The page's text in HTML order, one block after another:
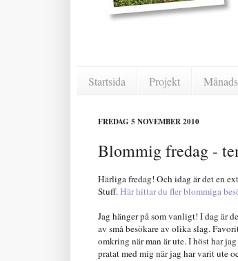
Startsida Projekt
FREDAG 5 NOVEMBER 2010
Blommig fredag -
Härliga fredag! Och idag är det en
Stuff.Här hittar du fler blommiga
Jag hänger på som vanligt! I dag är
av små besökare av olika slag.
omkring när man är ute. I höst har
pratat med mig när jag har varit ute